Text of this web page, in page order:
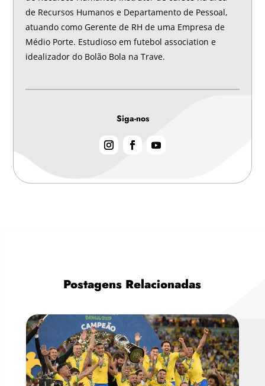
de Recursos Humanos e Departamento de Pessoal,
atuando como Gerente de RH de uma Empresa de
Médio Porte. Estudioso em futebol association e
idealizador do Bolão Bola na Trave.
Siga-nos
Postagens Relacionadas